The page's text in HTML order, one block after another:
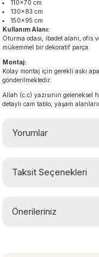
110×70 cm
130×83 cm
150×95 cm
Kullanım Alanı:
Oturma odası, ibadet alanı,
mükemmel bir dekoratif parça.
Montaj:
Kolay montaj için gerekli askı
gönderilmektedir.
Allah (c.c) yazısının
detaylı cam tablo, yaşam
Yorumlar
Taksit Seçenekleri
Önerileriniz